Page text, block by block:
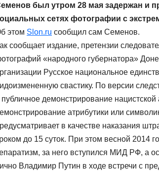
был утром 28 мая задержан и
сетях фотографии с
этом Slon.ru сообщил сам Семенов.
сообщает издание, претензии
«народного губернатора»
Русское национальное
свастику. По версии
публичное демонстрирование
атрибутики или
в качестве наказания
до 15 суток. При этом весной 2014
за него вступился МИД РФ, а
Владимир Путин в ходе встречи с